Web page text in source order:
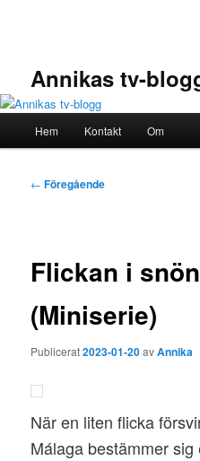
Annikas tv-
Hem Kontakt Om
Inläggsnavigering
← Föregående
Flickan i
(Miniserie)
Publicerat2023-01-20avAnnika
När en liten flicka
Málaga bestämmer